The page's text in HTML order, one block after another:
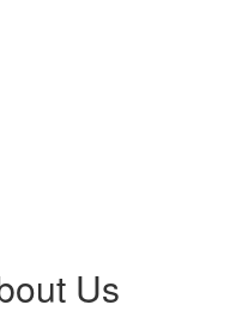
Us